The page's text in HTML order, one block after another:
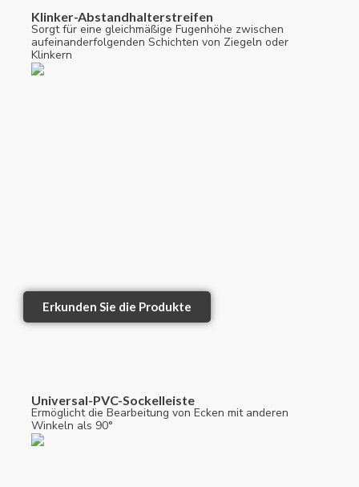
Klinker-Abstandhalterstreifen
Sorgt für eine gleichmäßige Fugenhöhe zwischen
aufeinanderfolgenden Schichten von Ziegeln oder
Klinkern
Erkunden Sie die Produkte
Universal-PVC-Sockelleiste
Ermöglicht die Bearbeitung von Ecken mit anderen
Winkeln als 90°